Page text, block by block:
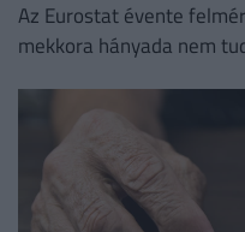
Az Eurostat évente
mekkora hányada nem